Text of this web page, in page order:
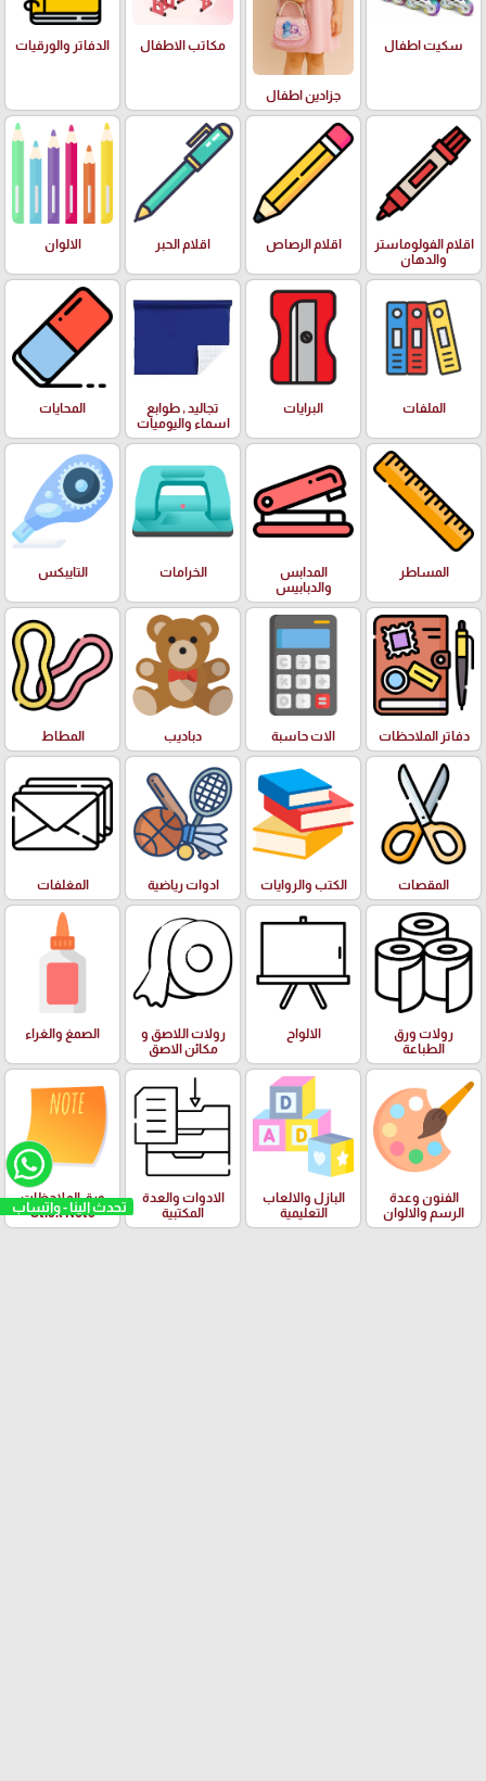
تحدث الينا - واتساب
سكيت اطفال
جزادين اطفال
مكاتب الاطفال الدفاتر والورقيات
اقلام الفولوماستر
والدهان
اقلام الرصاص اقلام الحبر الالوان
الملفات البرايات
تجاليد , طوابع
اسماء واليوميات
المحايات
المساطر
المدابس
والدبابيس
الخرامات التايبكس
دفاتر الملاحظات الات حاسبة دباديب المطاط
المقصات الكتب والروايات ادوات رياضية المغلفات
رولات ورق
الطباعة
الالواح
رولات اللاصق و
مكائن الاصق
الصمغ والغراء
الفنون وعدة
الرسم والالوان
البازل والالعاب
التعليمية
الادوات والعدة
المكتبية
ورق الملاحظات
Stick Note